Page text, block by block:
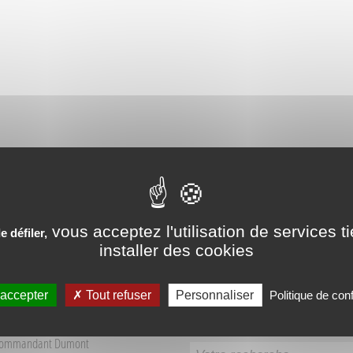
VÉCUES AUX
Dumont
défiler, vous acceptez l'utilisation de services
installer des cookies
Tout refuser Personnaliser Politique de